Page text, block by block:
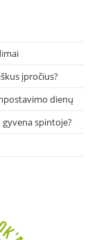
įpročius?
dienų
spintoje?